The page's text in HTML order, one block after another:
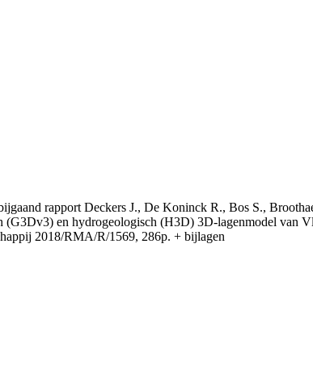
rapport Deckers J., De Koninck R., Bos S.,
en hydrogeologisch (H3D) 3D-lagenmodel van
2018/RMA/R/1569, 286p. + bijlagen